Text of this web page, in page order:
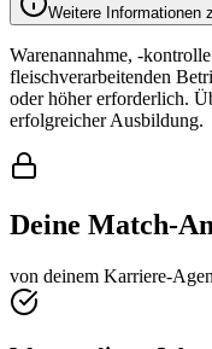
Weitere Informationen
Warenannahme, -
fleischverarbeitenden
oder höher erforderlich.
erfolgreicher Ausbildung.
Deine Match-
von deinem Karriere-